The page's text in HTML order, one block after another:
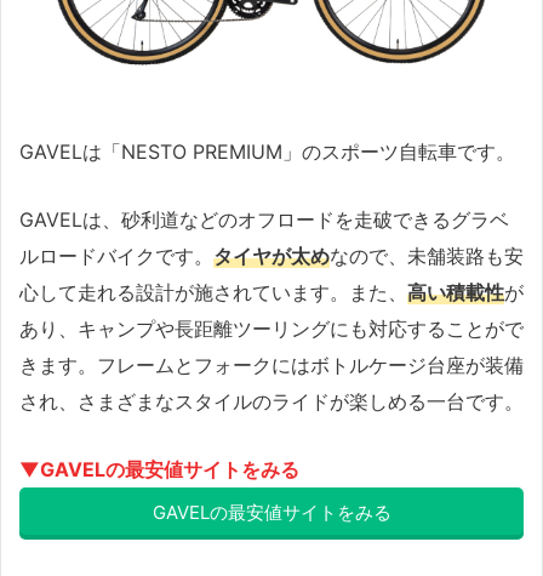
GAVELは「NESTO PREMIUM」のスポーツ自転車です。
GAVELは、砂利道などのオフロードを走破できるグラベ
ルロードバイクです。 タイヤが太めなので、未舗装路も安
心して走れる設計が施されています。また、 高い積載性が
あり、キャンプや長距離ツーリングにも対応することがで
きます。フレームとフォークにはボトルケージ台座が装備
され、さまざまなスタイルのライドが楽しめる一台です。
▼GAVELの最安値サイトをみる
GAVELの最安値サイトをみる